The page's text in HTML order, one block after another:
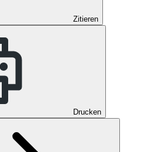
Zitieren
Drucken